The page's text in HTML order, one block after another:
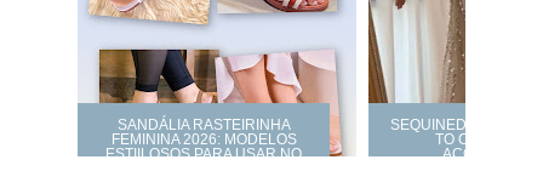
SANDÁLIA RASTEIRINHA
FEMININA 2026: MODELOS
ESTIILOSOS PARA USAR NO
SEQUINED BALL
TO CHOOSE